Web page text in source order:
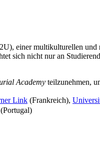
einer multikulturellen und
sich nicht nur an
Academy teilzunehmen,
Link (Frankreich),
(Portugal)